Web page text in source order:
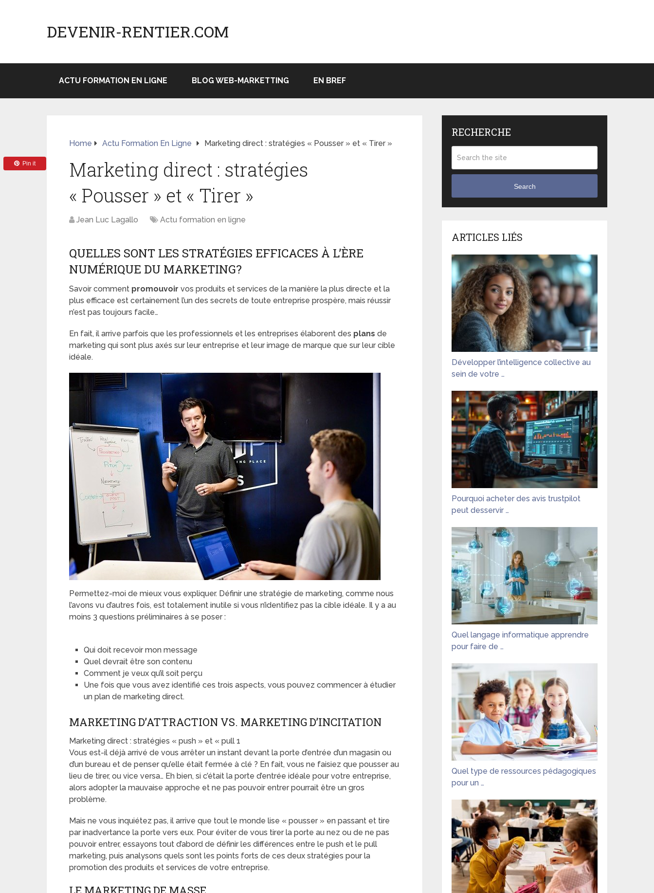
DEVENIR-RENTIER.COM
ACTU FORMATION EN LIGNE BLOG WEB-MARKETTING EN BREF
Home Actu Formation En Ligne Marketing direct : stratégies « Pousser » et « Tirer »
Marketing direct : stratégies
« Pousser » et « Tirer »
Jean Luc Lagallo Actu formation en ligne
QUELLES SONT LES STRATÉGIES EFFICACES À L’ÈRE
NUMÉRIQUE DU MARKETING?
Savoir comment promouvoir vos produits et services de la manière la plus directe et la
plus efficace est certainement l’un des secrets de toute entreprise prospère, mais réussir
n’est pas toujours facile…
En fait, il arrive parfois que les professionnels et les entreprises élaborent des plans de
marketing qui sont plus axés sur leur entreprise et leur image de marque que sur leur cible
idéale.
Permettez-moi de mieux vous expliquer. Définir une stratégie de marketing, comme nous
l’avons vu d’autres fois, est totalement inutile si vous n’identifiez pas la cible idéale. Il y a au
moins 3 questions préliminaires à se poser :
Qui doit recevoir mon message
Quel devrait être son contenu
Comment je veux qu’il soit perçu
Une fois que vous avez identifié ces trois aspects, vous pouvez commencer à étudier
un plan de marketing direct.
MARKETING D’ATTRACTION VS. MARKETING D’INCITATION
Marketing direct : stratégies « push » et « pull 1
Vous est-il déjà arrivé de vous arrêter un instant devant la porte d’entrée d’un magasin ou
d’un bureau et de penser qu’elle était fermée à clé ? En fait, vous ne faisiez que pousser au
lieu de tirer, ou vice versa… Eh bien, si c’était la porte d’entrée idéale pour votre entreprise,
alors adopter la mauvaise approche et ne pas pouvoir entrer pourrait être un gros
problème.
Mais ne vous inquiétez pas, il arrive que tout le monde lise « pousser » en passant et tire
par inadvertance la porte vers eux. Pour éviter de vous tirer la porte au nez ou de ne pas
pouvoir entrer, essayons tout d’abord de définir les différences entre le push et le pull
marketing, puis analysons quels sont les points forts de ces deux stratégies pour la
promotion des produits et services de votre entreprise.
Pin it
RECHERCHE
Search
ARTICLES LIÉS
Développer l’intelligence collective au
sein de votre …
Pourquoi acheter des avis trustpilot
peut desservir …
Quel langage informatique apprendre
pour faire de …
Quel type de ressources pédagogiques
pour un …